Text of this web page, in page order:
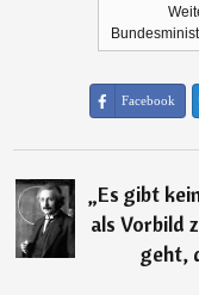
Facebook
„Es gibt
als Vorbild
geht,